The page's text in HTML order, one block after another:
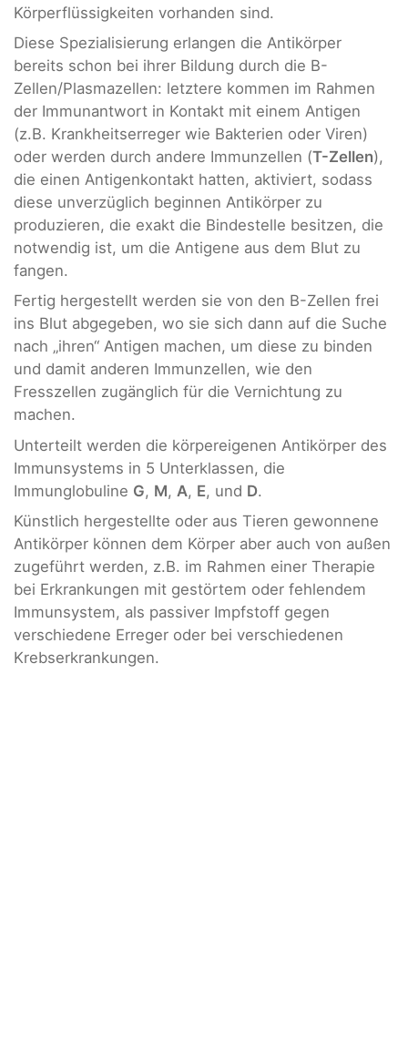
Körperflüssigkeiten vorhanden sind.
Diese Spezialisierung erlangen die Antikörper
bereits schon bei ihrer Bildung durch die B-
Zellen/Plasmazellen: letztere kommen im Rahmen
der Immunantwort in Kontakt mit einem Antigen
(z.B. Krankheitserreger wie Bakterien oder Viren)
oder werden durch andere Immunzellen (T-Zellen),
die einen Antigenkontakt hatten, aktiviert, sodass
diese unverzüglich beginnen Antikörper zu
produzieren, die exakt die Bindestelle besitzen, die
notwendig ist, um die Antigene aus dem Blut zu
fangen.
Fertig hergestellt werden sie von den B-Zellen frei
ins Blut abgegeben, wo sie sich dann auf die Suche
nach „ihren“ Antigen machen, um diese zu binden
und damit anderen Immunzellen, wie den
Fresszellen zugänglich für die Vernichtung zu
machen.
Unterteilt werden die körpereigenen Antikörper des
Immunsystems in 5 Unterklassen, die
Immunglobuline G, M, A, E, und D.
Künstlich hergestellte oder aus Tieren gewonnene
Antikörper können dem Körper aber auch von außen
zugeführt werden, z.B. im Rahmen einer Therapie
bei Erkrankungen mit gestörtem oder fehlendem
Immunsystem, als passiver Impfstoff gegen
verschiedene Erreger oder bei verschiedenen
Krebserkrankungen.